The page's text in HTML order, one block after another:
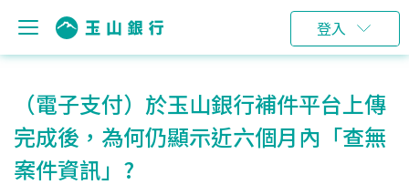
登入
（電子支付）於玉山銀行補件平台上傳
完成後，為何仍顯示近六個月內「查無
案件資訊」?